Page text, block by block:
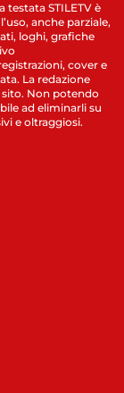
STILETV è
anche parziale,
loghi, grafiche
cover e
La redazione
Non potendo
ad eliminarli su
e oltraggiosi.